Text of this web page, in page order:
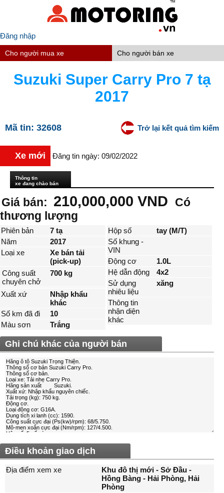
Đăng nhập
Cho người mua xe Cho người bán xe
Suzuki Super Carry Pro 7 tạ
2017
Mã tin: 32608 Trở lại kết quả tìm kiếm
Xe mới Đăng tin ngày: 09/02/2022
Thông tin
xe đang chào bán
Giá bán: 210,000,000 VND
Có
thương lượng
Phiên bản
7 tạ
Năm
2017
Loại xe
Xe bán tải
(pick-up)
Công suất
chuyên chở
700 kg
Xuất xứ
Nhập khẩu
khác
Số km đã đi
10
Màu sơn
Trắng
Hộp số
tay (M/T)
Số khung -
VIN
Động cơ
1.0L
Hệ dẫn động
4x2
Sử dụng
nhiêu liệu
xăng
Thông tin
nhận diện
khác
Ghi chú khác của người bán
Điều khoản giao dịch
Địa điểm xem xe
Khu đô thị mới - Sở Đầu -
Hồng Bàng - Hải Phòng, Hải
Phòng